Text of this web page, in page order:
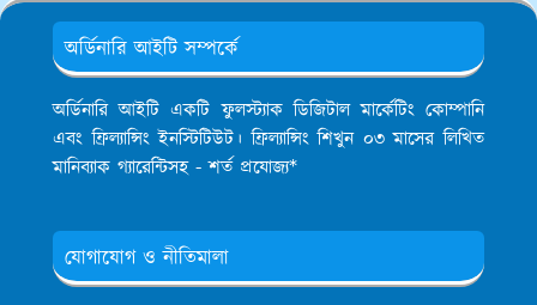
অর্ডিনারি আইটি সম্পর্কে
অর্ডিনারি আইটি একটি ফুলস্ট্যাক ডিজিটাল মার্কেটিং কোম্পানি
এবং ফ্রিল্যান্সিং ইনস্টিটিউট। ফ্রিল্যান্সিং শিখুন ০৩ মাসের লিখিত
মানিব্যাক গ্যারেন্টিসহ - শর্ত প্রযোজ্য*
যোগাযোগ ও নীতিমালা